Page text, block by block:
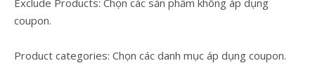
coupon.
Product categories: Chọn các danh mục áp dụng coupon.